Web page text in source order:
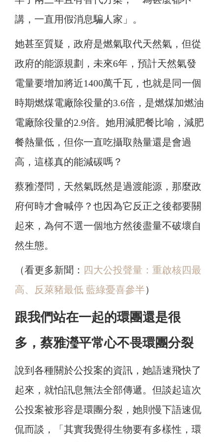
講，一直用假消息騙人家」。
她甚至質疑，政府是燃氣取代天然氣，但從
政府的能源規劃，未來6年，預計天然氣發
電量要增加將近1400萬千瓦，也就是同一個
時期燃煤電廠除役量的3.6倍，是燃煤加燃油
電廠除役量的2.9倍。她用減肥餐比喻，減肥
餐熱量低，但你一直吃攝取熱量還是會過
高，這樣真的能減碳嗎？
蔡雅瀅問，天然氣既然是過渡能源，那麼政
府何時才會喊停？也因為它反正之後都要關
起來，為何不選一個地方然後盡量不破壞自
然生態。
（看更多新聞： 四大公投聲量：重啟核四最
高、反萊豬最低 藍綠憂喜參半）
跟我們站在一起的環團還是很
多，蔡雅瀅平常心不畏環團分裂
說到各種關於公投案的資訊，她語速飛快了
起來，就怕訊息無法全部傳遞。但談起這次
公投案被形容是環團分裂，她則慢下語速侃
侃而談，「其實我覺得生物要有多樣性，環